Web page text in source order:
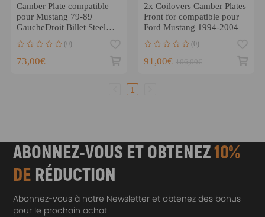
Camber Plate compatible
pour Mustang 79-89
GaucheDroit Billet Steel
(0)
73,00€
2x Coilovers Camber Plates
Front for compatible pour
Ford Mustang 1994-2004
(0)
91,00€ 106,00€
1
ABONNEZ-VOUS ET OBTENEZ10%
DE RÉDUCTION
Abonnez-vous à notre Newsletter et obtenez des bonus
pour le prochain achat